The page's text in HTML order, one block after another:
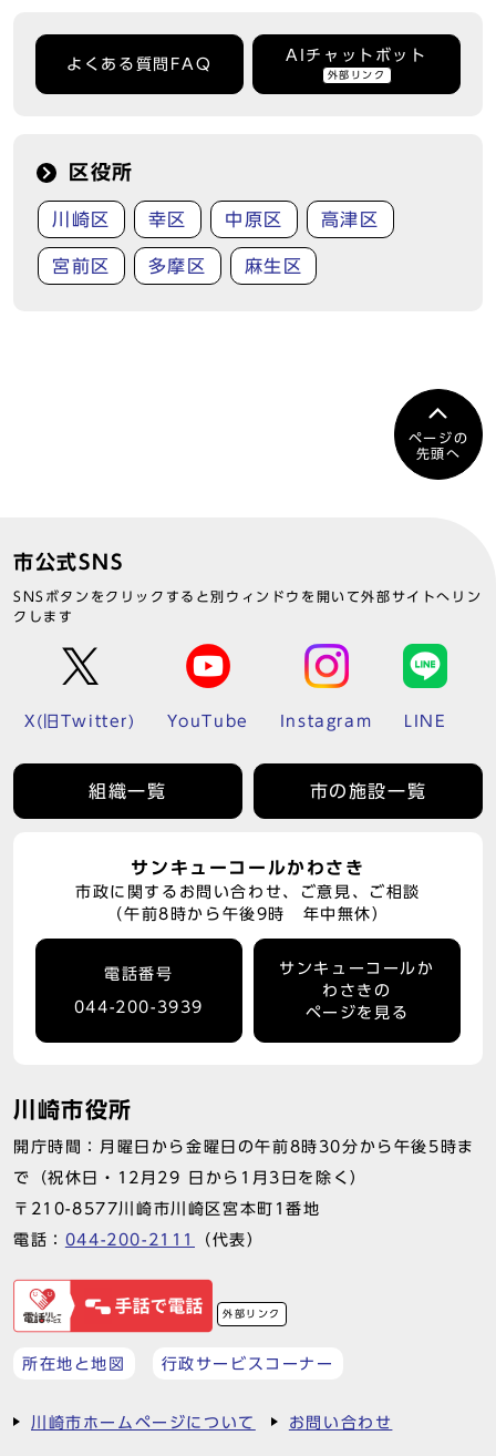
よくある質問FAQ
AIチャットボット
外部リンク
区役所
川崎区 幸区 中原区 高津区
宮前区 多摩区 麻生区
ページの
先頭へ
市公式SNS
SNSボタンをクリックすると別ウィンドウを開いて外部サイトへリン
クします
X(旧Twitter) YouTube Instagram LINE
組織一覧 市の施設一覧
サンキューコールかわさき
市政に関するお問い合わせ、ご意見、ご相談
（午前8時から午後9時 年中無休）
電話番号
044-200-3939
サンキューコールか
わさきの
ページを見る
川崎市役所
開庁時間：月曜日から金曜日の午前8時30分から午後5時ま
で（祝休日・12月29 日から1月3日を除く）
〒210-8577川崎市川崎区宮本町1番地
電話： 044-200-2111 （代表）
外部リンク
所在地と地図 行政サービスコーナー
川崎市ホームページについて お問い合わせ